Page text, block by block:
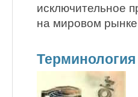
исключительное
на мировом
Терминология